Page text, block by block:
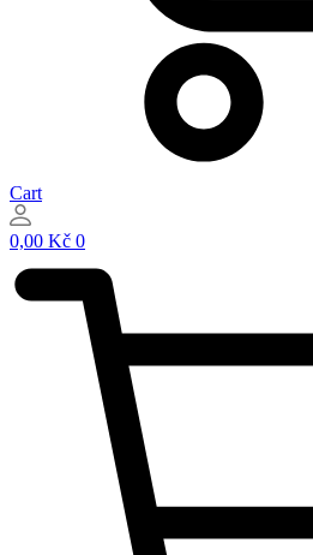
Cart
0,00 Kč 0